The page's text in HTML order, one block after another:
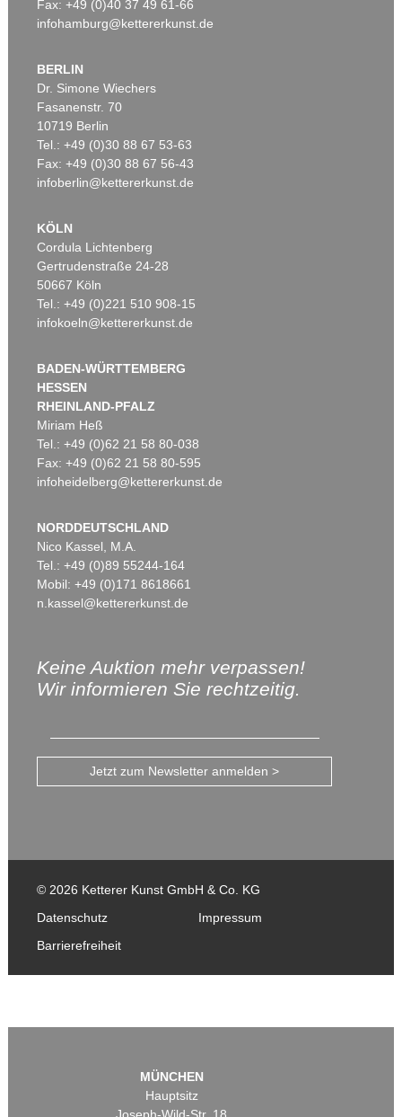
Fax: +49 (0)40 37 49 61-66
infohamburg@kettererkunst.de
BERLIN
Dr. Simone Wiechers
Fasanenstr. 70
10719 Berlin
Tel.: +49 (0)30 88 67 53-63
Fax: +49 (0)30 88 67 56-43
infoberlin@kettererkunst.de
KÖLN
Cordula Lichtenberg
Gertrudenstraße 24-28
50667 Köln
Tel.: +49 (0)221 510 908-15
infokoeln@kettererkunst.de
BADEN-WÜRTTEMBERG
HESSEN
RHEINLAND-PFALZ
Miriam Heß
Tel.: +49 (0)62 21 58 80-038
Fax: +49 (0)62 21 58 80-595
infoheidelberg@kettererkunst.de
NORDDEUTSCHLAND
Nico Kassel, M.A.
Tel.: +49 (0)89 55244-164
Mobil: +49 (0)171 8618661
n.kassel@kettererkunst.de
Keine Auktion mehr verpassen!
Wir informieren Sie rechtzeitig.
Jetzt zum Newsletter anmelden >
© 2026 Ketterer Kunst GmbH & Co. KG
Datenschutz
Impressum
Barrierefreiheit
MÜNCHEN
Hauptsitz